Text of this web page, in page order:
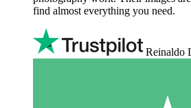
find almost everything you need.
Reinaldo